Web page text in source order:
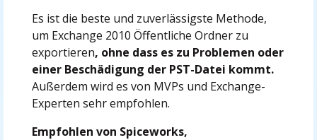
Es ist die beste und zuverlässigste Methode,
um Exchange 2010 Öffentliche Ordner zu
exportieren, ohne dass es zu Problemen oder
einer Beschädigung der PST-Datei kommt.
Außerdem wird es von MVPs und Exchange-
Experten sehr empfohlen.
Empfohlen von Spiceworks,